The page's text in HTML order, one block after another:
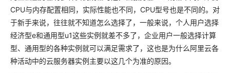
CPU与内存配置相同，实际性能也不同，CPU型号也是不同的。对
于新手来说，往往就不知道怎么选择了，一般来说，个人用户选择
经济型e和通用型u1这些实例就差不多了，企业用户一般选择计算
型、通用型的各种实例就可以满足需求了，这也是为什么阿里云各
种活动中的云服务器实例主要以这几个为准的原因。